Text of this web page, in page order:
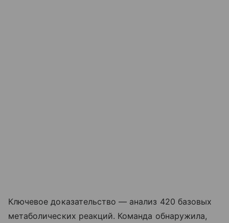
Ключевое доказательство — анализ 420 базовых
метаболических реакций. Команда обнаружила,